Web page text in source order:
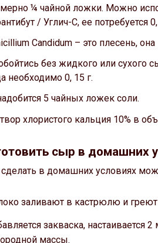
¼ чайной ложки. Можно
/ Углич-С, ее потребуется 0,
Candidum – это плесень,
без жидкого или сухого
необходимо 0, 15 г.
5 чайных ложек соли.
хлористого кальция 10% в
сыр в домашних
в домашних условиях
заливают в кастрюлю и
закваска, настаивается
массы.